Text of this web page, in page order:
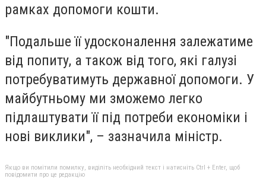
рамках допомоги кошти.
"Подальше її удосконалення залежатиме
від попиту, а також від того, які галузі
потребуватимуть державної допомоги. У
майбутньому ми зможемо легко
підлаштувати її під потреби економіки і
нові виклики", – зазначила міністр.
Якщо ви помітили помилку, виділіть необхідний текст і натисніть Ctrl + Enter, щоб
повідомити про це редакцію